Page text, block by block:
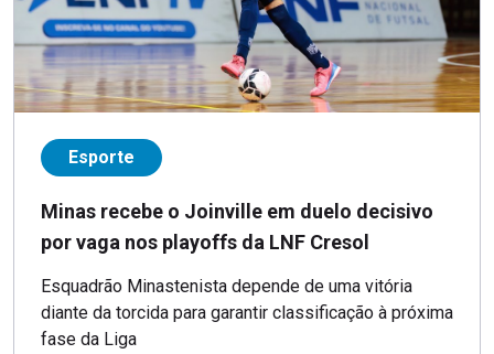
Esporte
Minas recebe o Joinville em duelo decisivo
por vaga nos playoffs da LNF Cresol
Esquadrão Minastenista depende de uma vitória
diante da torcida para garantir classificação à próxima
fase da Liga